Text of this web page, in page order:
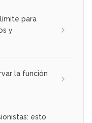
para
y
la función
esto